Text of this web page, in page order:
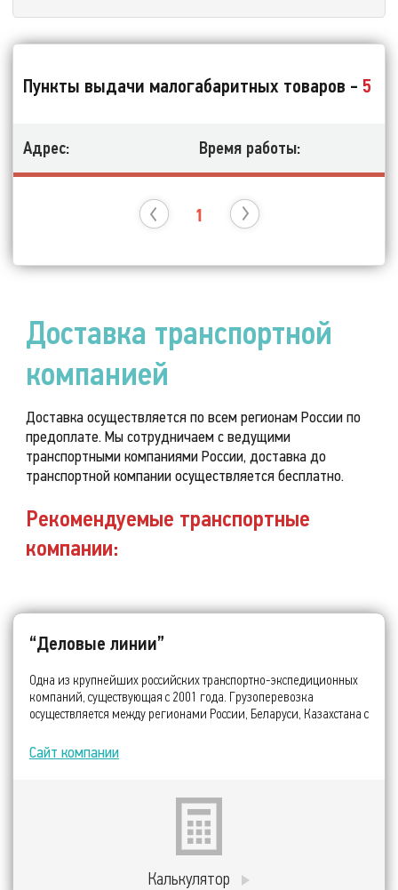
Пункты выдачи малогабаритных товаров - 5
Адрес: Время работы:
1
Доставка транспортной
компанией
Доставка осуществляется по всем регионам России по
предоплате. Мы сотрудничаем с ведущими
транспортными компаниями России, доставка до
транспортной компании осуществляется бесплатно.
Рекомендуемые транспортные
компании:
“Деловые линии”
Одна из крупнейших российских транспортно-экспедиционных
компаний, существующая с 2001 года. Грузоперевозка
осуществляется между регионами России, Беларуси, Казахстана с
доставки.
Сайт компании
Калькулятор